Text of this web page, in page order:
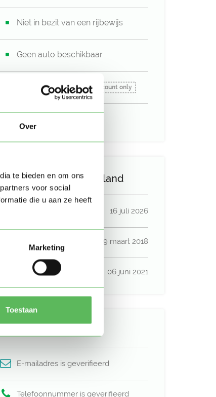
Over
te bieden en om ons
voor social
die u aan ze heeft
Marketing
Toestaan
Niet in bezit van een rijbewijs
Geen auto beschikbaar
Beschikbaar vanaf: Account only
Activiteit op Oppasland
16 juli 2026
19 maart 2018
Profiel bijgewerkt 06 juni 2021
E-mailadres is geverifieerd
Telefoonnummer is geverifieerd